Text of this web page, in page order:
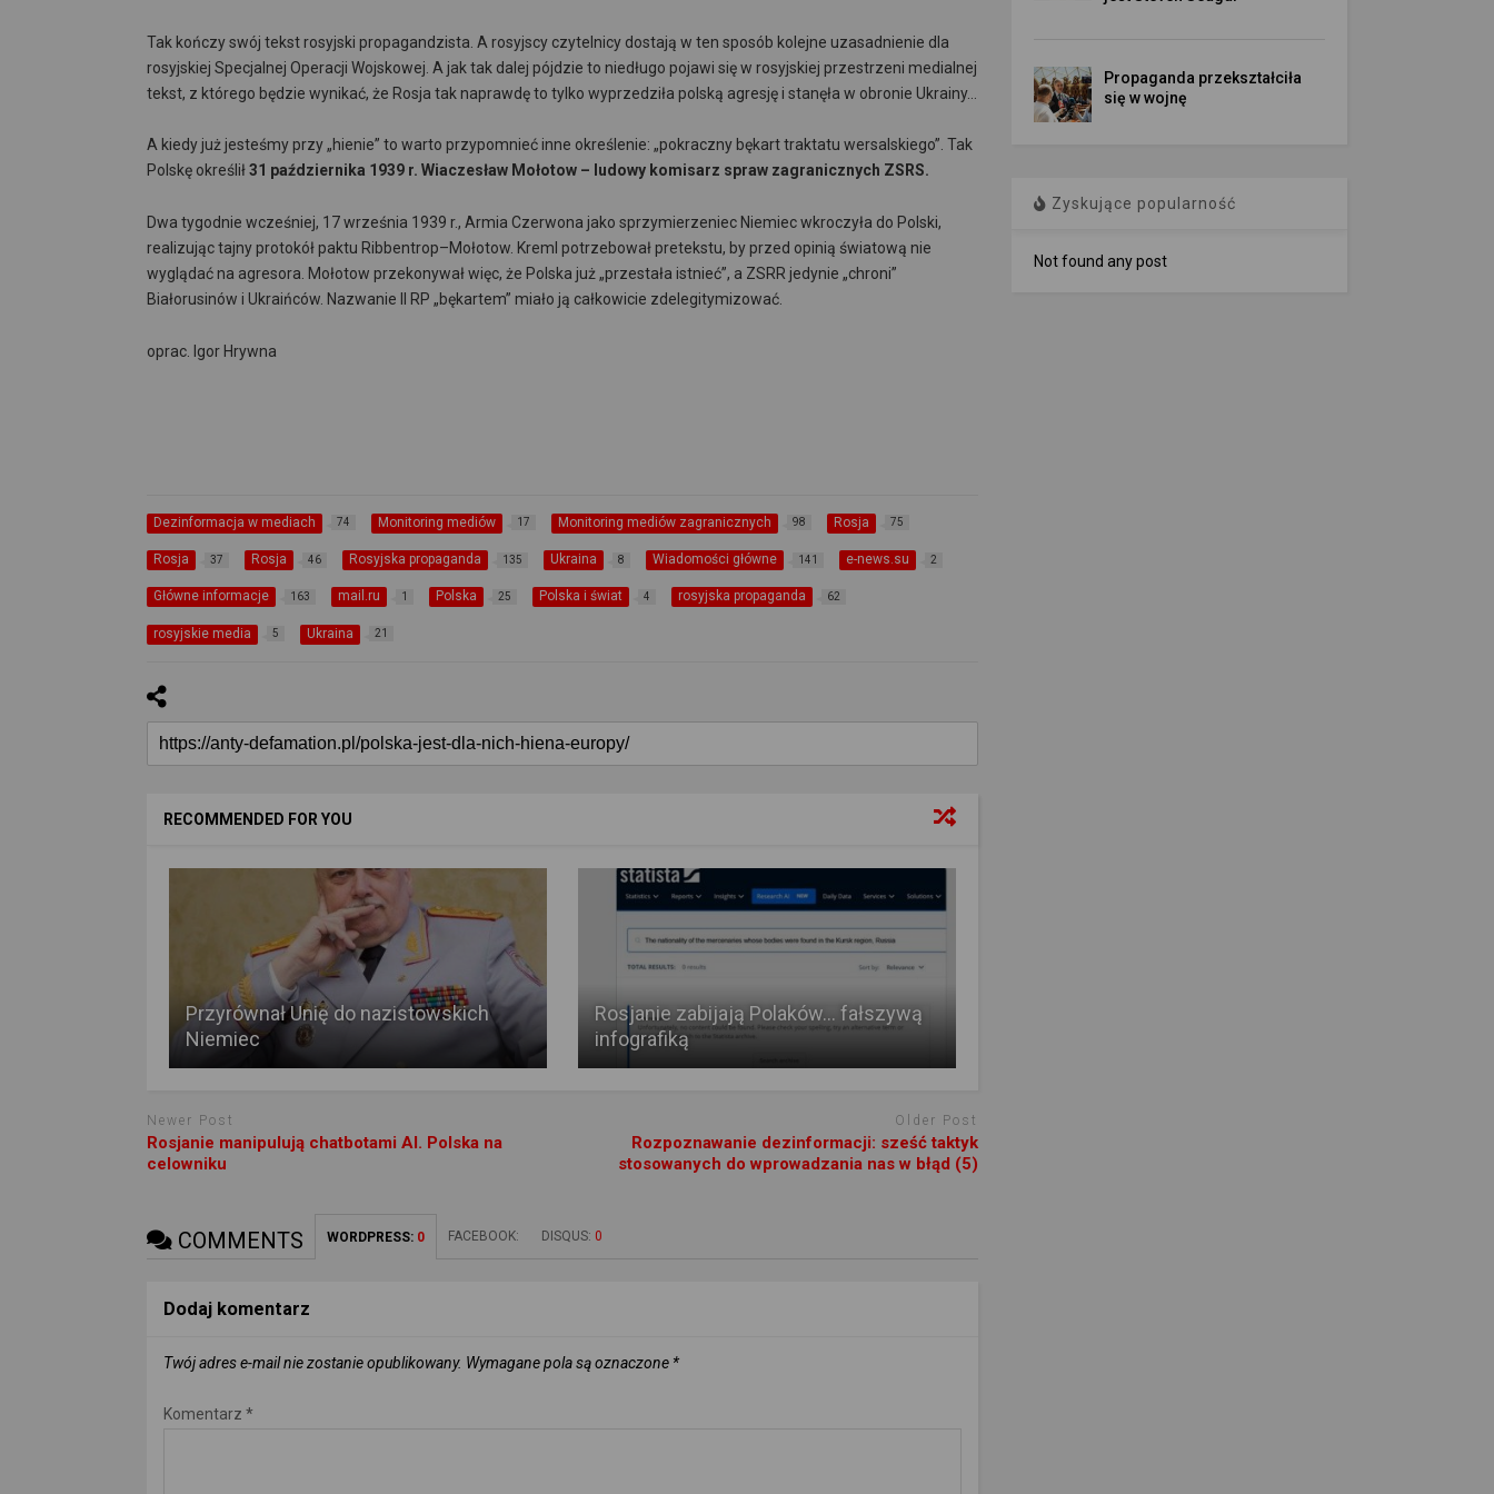
Tak kończy swój tekst rosyjski propagandzista. A rosyjscy czytelnicy dostają w ten sposób kolejne uzasadnienie dla
rosyjskiej Specjalnej Operacji Wojskowej. A jak tak dalej pójdzie to niedługo pojawi się w rosyjskiej przestrzeni medialnej
tekst, z którego będzie wynikać, że Rosja tak naprawdę to tylko wyprzedziła polską agresję i stanęła w obronie Ukrainy…
A kiedy już jesteśmy przy „hienie” to warto przypomnieć inne określenie: „pokraczny bękart traktatu wersalskiego”. Tak
Polskę określił31 października 1939 r. Wiaczesław Mołotow – ludowy komisarz spraw zagranicznych ZSRS.
Dwa tygodnie wcześniej, 17 września 1939 r., Armia Czerwona jako sprzymierzeniec Niemiec wkroczyła do Polski,
realizując tajny protokół paktu Ribbentrop–Mołotow. Kreml potrzebował pretekstu, by przed opinią światową nie
wyglądać na agresora. Mołotow przekonywał więc, że Polska już „przestała istnieć”, a ZSRR jedynie „chroni”
Białorusinów i Ukraińców. Nazwanie II RP „bękartem” miało ją całkowicie zdelegitymizować.
oprac. Igor Hrywna
Dezinformacja w mediach 74 Monitoring mediów 17 Monitoring mediów zagranicznych 98 Rosja 75
Rosja 37 Rosja 46 Rosyjska propaganda 135 Ukraina 8 Wiadomości główne 141 e-news.su 2
Główne informacje 163 mail.ru 1 Polska 25 Polska i świat 4 rosyjska propaganda 62
rosyjskie media 5 Ukraina 21
RECOMMENDED FOR YOU
Przyrównał Unię do nazistowskich
Niemiec
Rosjanie zabijają Polaków… fałszywą
infografiką
Newer Post
Rosjanie manipulują chatbotami AI. Polska na
celowniku
Older Post
Rozpoznawanie dezinformacji: sześć taktyk
stosowanych do wprowadzania nas w błąd (5)
COMMENTS WORDPRESS: 0 FACEBOOK: DISQUS: 0
Dodaj komentarz
Twój adres e-mail nie zostanie opublikowany. Wymagane pola są oznaczone *
Komentarz *
Propaganda przekształciła
się w wojnę
Zyskujące popularność
Not found any post